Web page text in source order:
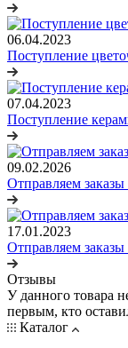
06.04.2023
Поступление
07.04.2023
Поступление
09.02.2026
Отправляем
17.01.2023
Отправляем
Отзывы
У данного товара
первым, кто
Каталог